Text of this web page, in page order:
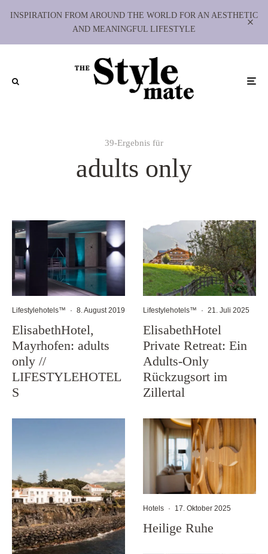
INSPIRATION FROM AROUND THE WORLD FOR AN AESTHETIC
AND MEANINGFUL LIFESTYLE
39-Ergebnis für
adults only
Lifestylehotels™ · 8. August 2019
ElisabethHotel,
Mayrhofen: adults
only //
LIFESTYLEHOTEL
S
Lifestylehotels™ · 21. Juli 2025
ElisabethHotel
Private Retreat: Ein
Adults-Only
Rückzugsort im
Zillertal
Hotels · 17. Oktober 2025
Heilige Ruhe